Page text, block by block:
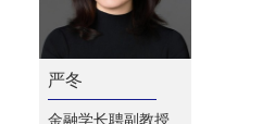
严冬
金融学长聘副教授